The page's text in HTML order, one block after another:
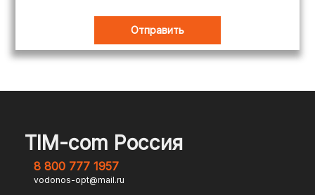
TIM-com Россия
8 800 777 1957
vodonos-opt@mail.ru